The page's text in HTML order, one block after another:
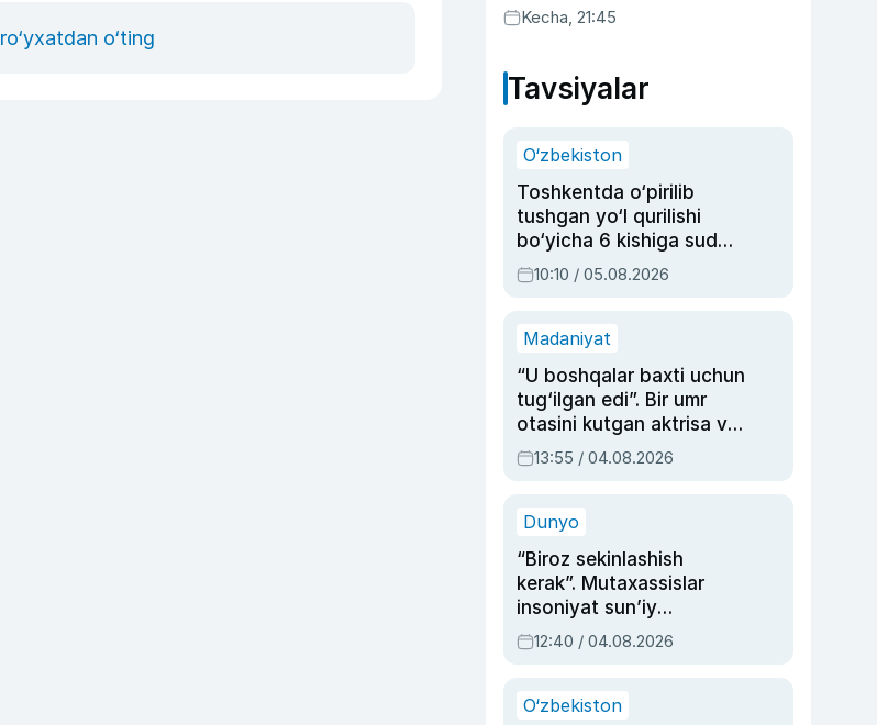
ro‘yxatdan o‘ting
Kecha, 21:45
Tavsiyalar
O‘zbekiston
Toshkentda o‘pirilib
tushgan yo‘l qurilishi
bo‘yicha 6 kishiga sud
hukmi o‘qildi
10:10 / 05.08.2026
Madaniyat
“U boshqalar baxti uchun
tug‘ilgan edi”. Bir umr
otasini kutgan aktrisa va
dublyaj ustasi Rimma
Ahmedovaning
13:55 / 04.08.2026
Dunyo
“Biroz sekinlashish
kerak”. Mutaxassislar
insoniyat sun’iy
intellektni boshqara
olmay qolishidan xavotir
12:40 / 04.08.2026
O‘zbekiston